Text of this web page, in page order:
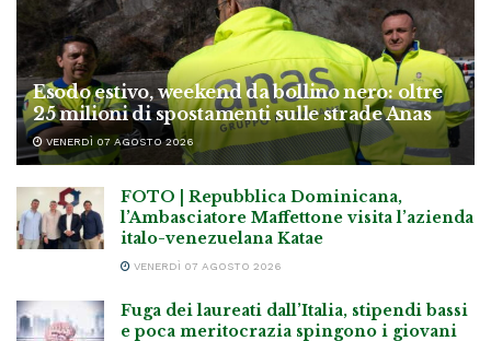
Esodo estivo, weekend da bollino nero: oltre
25 milioni di spostamenti sulle strade Anas
VENERDÌ 07 AGOSTO 2026
FOTO | Repubblica Dominicana,
l’Ambasciatore Maffettone visita l’azienda
italo-venezuelana Katae
VENERDÌ 07 AGOSTO 2026
Fuga dei laureati dall’Italia, stipendi bassi
e poca meritocrazia spingono i giovani